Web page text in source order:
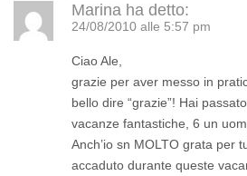
Marina ha detto:
24/08/2010 alle 5:57 pm
Ciao Ale,
grazie per aver messo in
bello dire “grazie”! Hai
vacanze fantastiche, 6 un
Anch’io sn MOLTO grata per
accaduto durante queste